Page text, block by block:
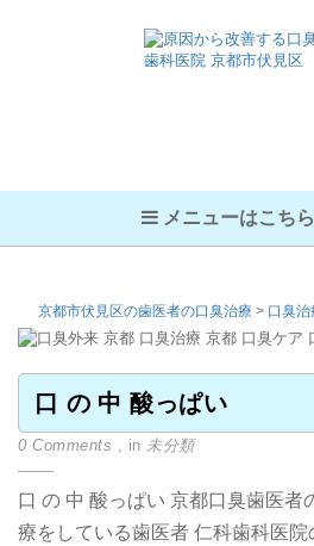
メニューはこち
京都市伏見区の歯医者の口臭治療 > 口臭
口 の 中 酸っぱい
0 Comments , in 未分類
口 の 中 酸っぱい 京都口臭歯医者
療をしている歯医者 仁科歯科医